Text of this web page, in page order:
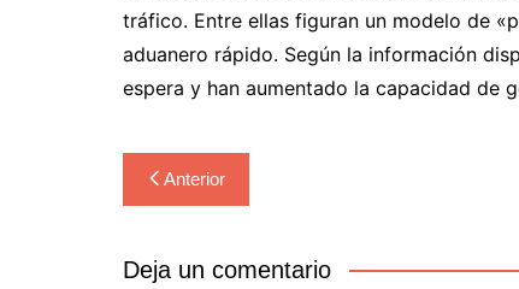
tráfico. Entre ellas figuran un modelo de
aduanero rápido. Según la información
espera y han aumentado la capacidad de
Navegación
de
entradas
Anterior
Deja un comentario